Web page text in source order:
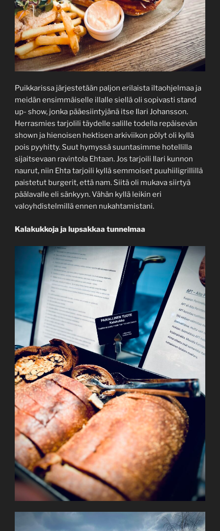
Puikkarissa järjestetään paljon erilaista iltaohjelmaa ja
meidän ensimmäiselle illalle siellä oli sopivasti stand
up- show, jonka pääesiintyjänä itse Ilari Johansson.
Herrasmies tarjolili täydelle salille todella repäisevän
shown ja hienoisen hektisen arkiviikon pölyt oli kyllä
pois pyyhitty. Suut hymyssä suuntasimme hotellilla
sijaitsevaan ravintola Ehtaan. Jos tarjoili Ilari kunnon
naurut, niin Ehta tarjoili kyllä semmoiset puuhiiligrillillä
paistetut burgerit, että nam. Siitä oli mukava siirtyä
päälavalle eli sänkyyn. Vähän kyllä leikin eri
valoyhdistelmillä ennen nukahtamistani.
Kalakukkoja ja lupsakkaa tunnelmaa